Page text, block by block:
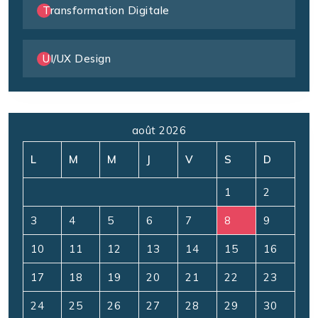
Transformation Digitale
UI/UX Design
août 2026
L M M J V S D
1 2
3 4 5 6 7 8 9
10 11 12 13 14 15 16
17 18 19 20 21 22 23
24 25 26 27 28 29 30